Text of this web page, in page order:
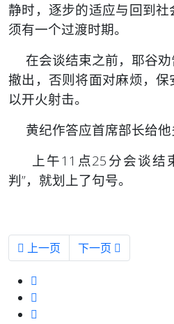
静时，逐步的适应与回到
须有一个过渡时期。
在会谈结束之前，耶谷劝
撤出，否则将面对麻烦，
以开火射击。
黄纪作答应首席部长给他
上午11点25分会谈结
判”，就划上了句号。
上一篇文章: 斯里阿曼行动始末 7
上一页 下一篇文章: 斯里阿
下一页